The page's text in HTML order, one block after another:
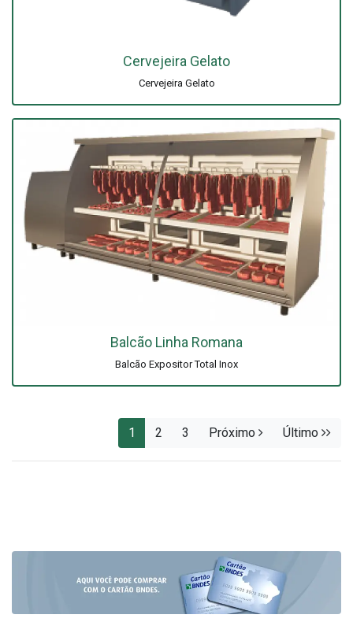
Cervejeira Gelato
Cervejeira Gelato
Balcão Linha Romana
Balcão Expositor Total Inox
1 2 3 Próximo Último